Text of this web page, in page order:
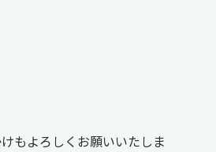
もよろしくお願いいたしま